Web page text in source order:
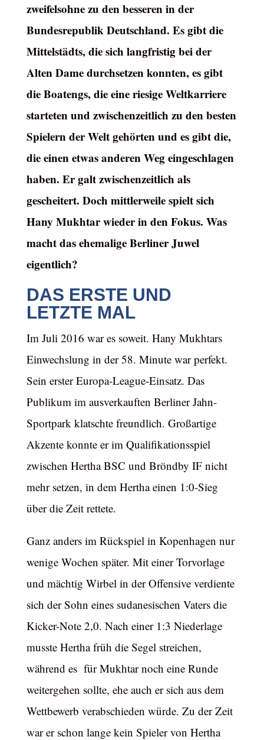
zweifelsohne zu den besseren in der
Bundesrepublik Deutschland. Es gibt die
Mittelstädts, die sich langfristig bei der
Alten Dame durchsetzen konnten, es gibt
die Boatengs, die eine riesige Weltkarriere
starteten und zwischenzeitlich zu den besten
Spielern der Welt gehörten und es gibt die,
die einen etwas anderen Weg eingeschlagen
haben. Er galt zwischenzeitlich als
gescheitert. Doch mittlerweile spielt sich
Hany Mukhtar wieder in den Fokus. Was
macht das ehemalige Berliner Juwel
eigentlich?
DAS ERSTE UND
LETZTE MAL
Im Juli 2016 war es soweit. Hany Mukhtars
Einwechslung in der 58. Minute war perfekt.
Sein erster Europa-League-Einsatz. Das
Publikum im ausverkauften Berliner Jahn-
Sportpark klatschte freundlich. Großartige
Akzente konnte er im Qualifikationsspiel
zwischen Hertha BSC und Bröndby IF nicht
mehr setzen, in dem Hertha einen 1:0-Sieg
über die Zeit rettete.
Ganz anders im Rückspiel in Kopenhagen nur
wenige Wochen später. Mit einer Torvorlage
und mächtig Wirbel in der Offensive verdiente
sich der Sohn eines sudanesischen Vaters die
Kicker-Note 2,0. Nach einer 1:3 Niederlage
musste Hertha früh die Segel streichen,
während es für Mukhtar noch eine Runde
weitergehen sollte, ehe auch er sich aus dem
Wettbewerb verabschieden würde. Zu der Zeit
war er schon lange kein Spieler von Hertha